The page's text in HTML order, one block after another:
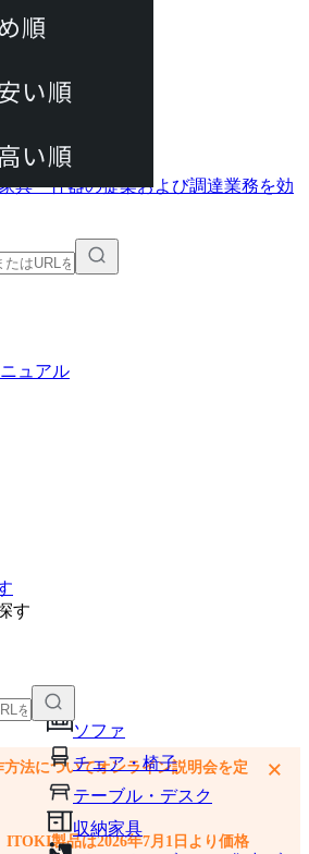
ル
ートに追加
ュアル
す
ソファ
チェア・椅子
テーブル・デスク
収納家具
加
を貼り付けて、カートに追加できます
法についてオンライン説明会を定
製品は2026年7月1日より価格
×
順
い順
い順